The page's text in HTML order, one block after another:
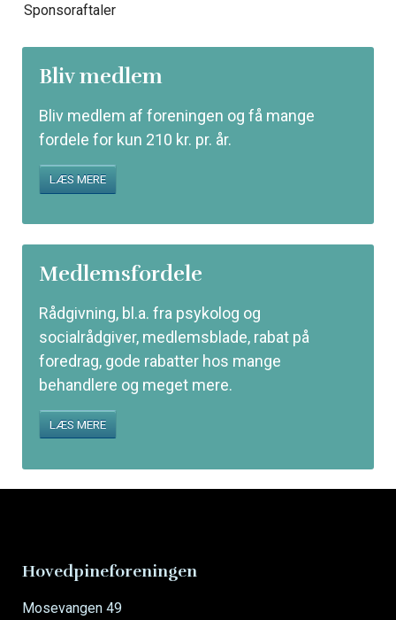
Sponsoraftaler
Bliv medlem
Bliv medlem af foreningen og få mange
fordele for kun 210 kr. pr. år.
LÆS MERE
Medlemsfordele
Rådgivning, bl.a. fra psykolog og
socialrådgiver, medlemsblade, rabat på
foredrag, gode rabatter hos mange
behandlere og meget mere.
LÆS MERE
Hovedpineforeningen
Mosevangen 49